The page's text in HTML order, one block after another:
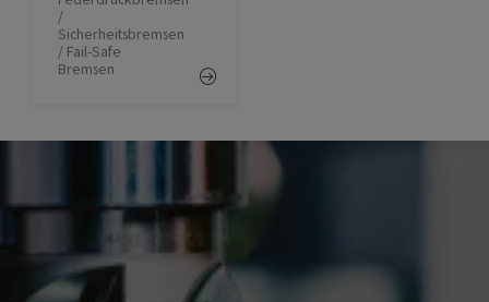
/
Sicherheitsbremsen
/ Fail-Safe
Bremsen